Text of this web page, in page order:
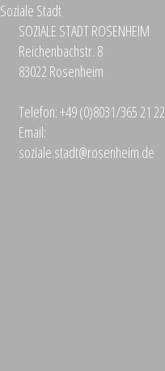
SOZIALE STADT ROSENHEIM
Reichenbachstr. 8
83022 Rosenheim
Telefon:+49 (0)8031/365 21 22
Email:
soziale.stadt@rosenheim.de